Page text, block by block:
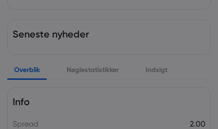
Seneste nyheder
Overblik Nøglestatistikker Indsigt
Info
Spread 2.00